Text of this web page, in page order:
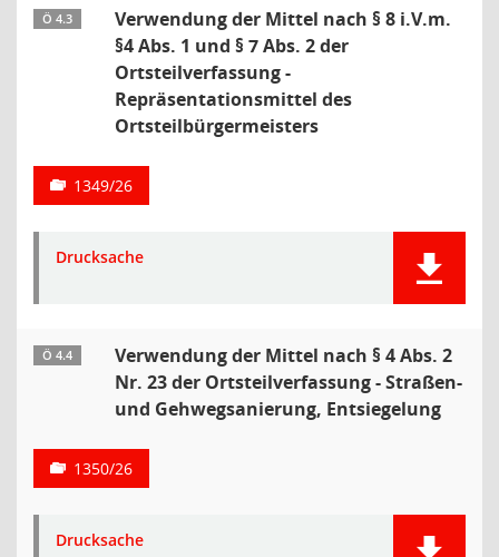
Ö 4.3
Verwendung der Mittel nach § 8 i.V.m.
§4 Abs. 1 und § 7 Abs. 2 der
Ortsteilverfassung -
Repräsentationsmittel des
Ortsteilbürgermeisters
1349/26
Drucksache
Ö 4.4
Verwendung der Mittel nach § 4 Abs. 2
Nr. 23 der Ortsteilverfassung - Straßen-
und Gehwegsanierung, Entsiegelung
1350/26
Drucksache